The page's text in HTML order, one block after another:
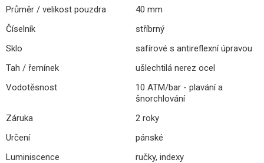
Průměr / velikost pouzdra
40 mm
Číselník
stříbrný
Sklo
safírové s antireflexní úpravou
Tah / řemínek
ušlechtilá nerez ocel
Vodotěsnost
10 ATM/bar - plavání a
šnorchlování
Záruka
2 roky
Určení
pánské
Luminiscence
ručky, indexy